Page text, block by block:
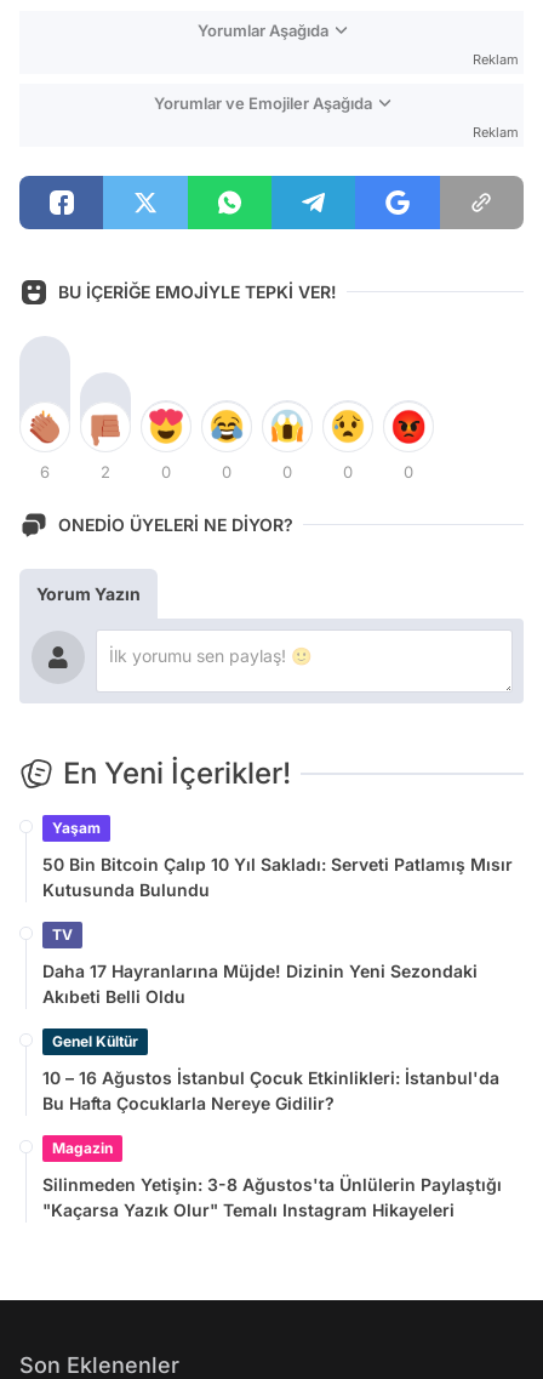
Yorumlar Aşağıda
Reklam
Yorumlar ve Emojiler Aşağıda
Reklam
BU İÇERİĞE EMOJİYLE TEPKİ VER!
6 2 0 0 0 0 0
ONEDİO ÜYELERİ NE DİYOR?
Yorum Yazın
En Yeni İçerikler!
Yaşam
50 Bin Bitcoin Çalıp 10 Yıl Sakladı: Serveti Patlamış Mısır
Kutusunda Bulundu
TV
Daha 17 Hayranlarına Müjde! Dizinin Yeni Sezondaki
Akıbeti Belli Oldu
Genel Kültür
10 – 16 Ağustos İstanbul Çocuk Etkinlikleri: İstanbul'da
Bu Hafta Çocuklarla Nereye Gidilir?
Magazin
Silinmeden Yetişin: 3-8 Ağustos'ta Ünlülerin Paylaştığı
"Kaçarsa Yazık Olur" Temalı Instagram Hikayeleri
Son Eklenenler